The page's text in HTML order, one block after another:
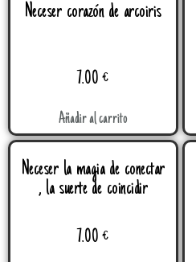
Neceser corazón de arcoiris
7.00€
Añadir al carrito
Neceser la magia de conectar
, la suerte de coincidir
7.00€